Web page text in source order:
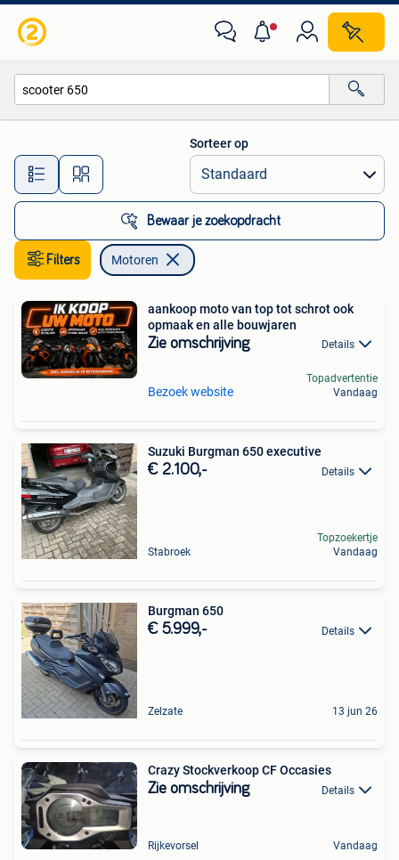
Alle afstanden…
Sorteer op
Bewaar je zoekopdracht
Filters Motoren
aankoop moto van top tot schrot ook
opmaak en alle bouwjaren
Zie omschrijving Details
Bezoek website
Topadvertentie
Vandaag
Suzuki Burgman 650 executive
€ 2.100,- Details
Stabroek
Topzoekertje
Vandaag
Burgman 650
€ 5.999,- Details
Zelzate 13 jun 26
Crazy Stockverkoop CF Occasies
Zie omschrijving Details
Rijkevorsel Vandaag